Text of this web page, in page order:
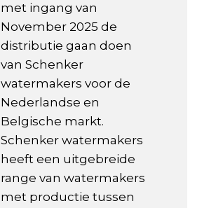
met ingang van
November 2025 de
distributie gaan doen
van Schenker
watermakers voor de
Nederlandse en
Belgische markt.
Schenker watermakers
heeft een uitgebreide
range van watermakers
met productie tussen